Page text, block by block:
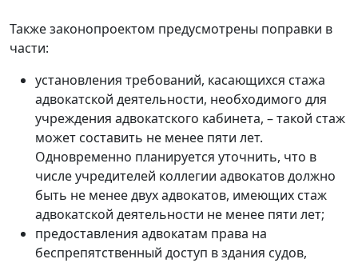
Также законопроектом предусмотрены поправки в
части:
установления требований, касающихся стажа
адвокатской деятельности, необходимого для
учреждения адвокатского кабинета, – такой стаж
может составить не менее пяти лет.
Одновременно планируется уточнить, что в
числе учредителей коллегии адвокатов должно
быть не менее двух адвокатов, имеющих стаж
адвокатской деятельности не менее пяти лет;
предоставления адвокатам права на
беспрепятственный доступ в здания судов,